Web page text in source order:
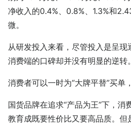
净收入的0.4%、0.8%、1.3%和
微。
从研发投入来看，尽管投入是呈
消费端的口碑却并没有明显的逆转。
消费者可以一时为“大牌平替”买单
国货品牌在追求“产品为王”下，消
教育成既要性价比又要高品质。